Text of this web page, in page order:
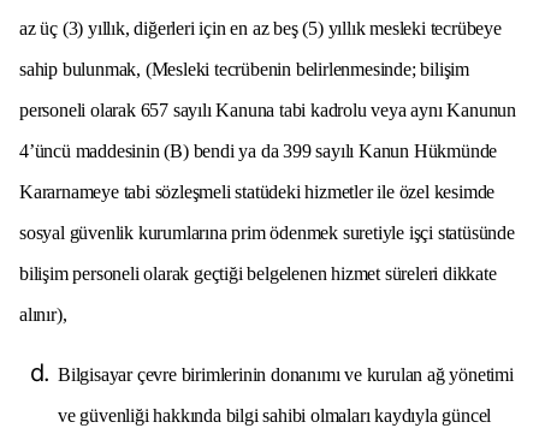
az üç (3) yıllık, diğerleri için en az beş (5) yıllık mesleki tecrübeye
sahip bulunmak, (Mesleki tecrübenin belirlenmesinde; bilişim
personeli olarak 657 sayılı Kanuna tabi kadrolu veya aynı Kanunun
4’üncü maddesinin (B) bendi ya da 399 sayılı Kanun Hükmünde
Kararnameye tabi sözleşmeli statüdeki hizmetler ile özel kesimde
sosyal güvenlik kurumlarına prim ödenmek suretiyle işçi statüsünde
bilişim personeli olarak geçtiği belgelenen hizmet süreleri dikkate
alınır),
Bilgisayar çevre birimlerinin donanımı ve kurulan ağ yönetimi
ve güvenliği hakkında bilgi sahibi olmaları kaydıyla güncel